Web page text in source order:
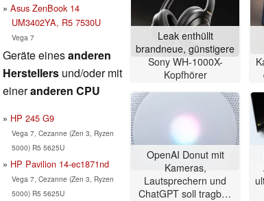
Asus ZenBook 14
UM3402YA, R5 7530U
Vega 7
Geräte einesanderen
Herstellers und/oder mit
eineranderen CPU
HP 245 G9
Vega 7, Cezanne (Zen 3, Ryzen
5000) R5 5625U
HP Pavilion 14-ec1871nd
Vega 7, Cezanne (Zen 3, Ryzen
5000) R5 5625U
Leak enthüllt
brandneue, günstigere
Sony WH-1000X-
Kopfhörer
OpenAI Donut mit
Kameras,
Lautsprechern und
ChatGPT soll tragbar,